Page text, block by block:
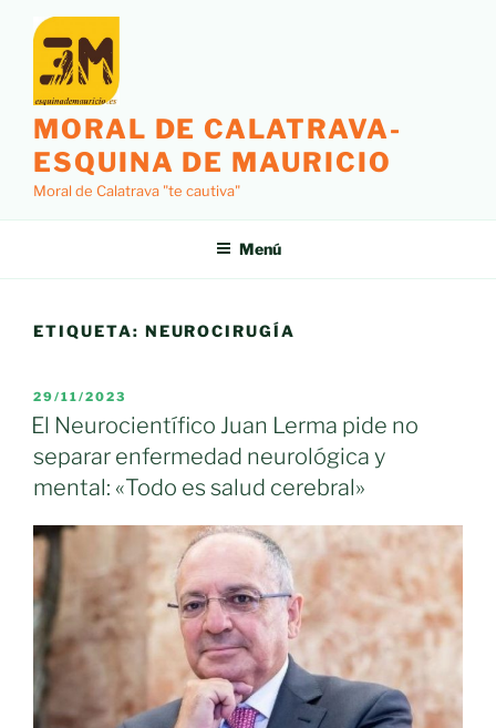
contenido
MORAL DE CALATRAVA-
ESQUINA DE MAURICIO
Moral de Calatrava "te cautiva"
Menú
ETIQUETA: NEUROCIRUGÍA
PUBLICADO
EL
29/11/2023
El Neurocientífico Juan Lerma pide no
separar enfermedad neurológica y
mental: «Todo es salud cerebral»